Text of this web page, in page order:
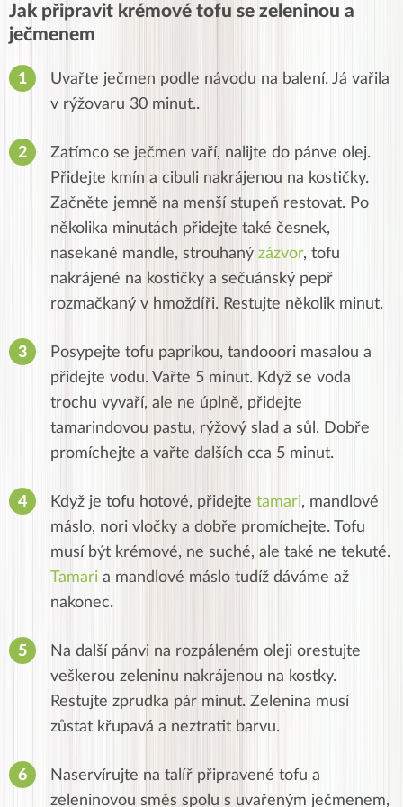
Jak připravit krémové tofu se zeleninou a
ječmenem
Uvařte ječmen podle návodu na balení. Já vařila
v rýžovaru 30 minut..
Zatímco se ječmen vaří, nalijte do pánve olej.
Přidejte kmín a cibuli nakrájenou na kostičky.
Začněte jemně na menší stupeň restovat. Po
několika minutách přidejte také česnek,
nasekané mandle, strouhaný zázvor, tofu
nakrájené na kostičky a sečuánský pepř
rozmačkaný v hmoždíři. Restujte několik minut.
Posypejte tofu paprikou, tandooori masalou a
přidejte vodu. Vařte 5 minut. Když se voda
trochu vyvaří, ale ne úplně, přidejte
tamarindovou pastu, rýžový slad a sůl. Dobře
promíchejte a vařte dalších cca 5 minut.
Když je tofu hotové, přidejte tamari, mandlové
máslo, nori vločky a dobře promíchejte. Tofu
musí být krémové, ne suché, ale také ne tekuté.
Tamari a mandlové máslo tudíž dáváme až
nakonec.
Na další pánvi na rozpáleném oleji orestujte
veškerou zeleninu nakrájenou na kostky.
Restujte zprudka pár minut. Zelenina musí
zůstat křupavá a neztratit barvu.
Naservírujte na talíř připravené tofu a
zeleninovou směs spolu s uvařeným ječmenem,